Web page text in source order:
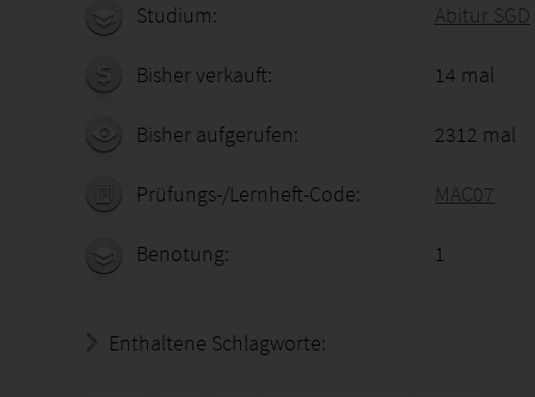
Studium: Abitur SGD
Bisher verkauft: 14 mal
Bisher aufgerufen: 2312 mal
Prüfungs-/Lernheft-Code: MAC07
Benotung: 1
Enthaltene Schlagworte: